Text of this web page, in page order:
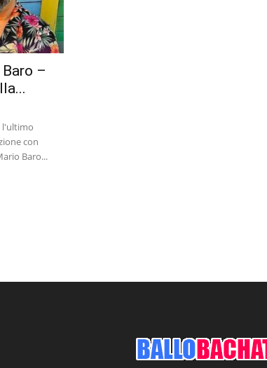
–
l'ultimo
con
Baro...